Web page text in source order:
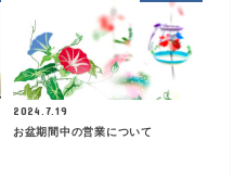
2024.7.19
お盆期間中の営業について